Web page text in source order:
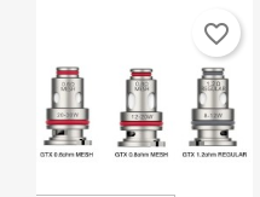
favorite_border